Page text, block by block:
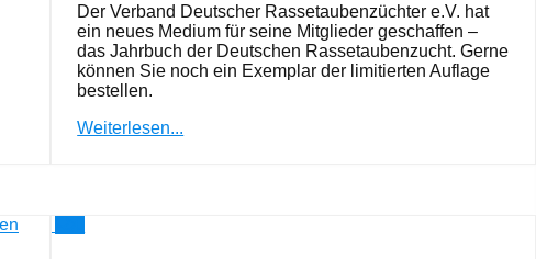
Der Verband Deutscher Rassetaubenzüchter e.V. hat
ein neues Medium für seine Mitglieder geschaffen –
das Jahrbuch der Deutschen Rassetaubenzucht. Gerne
können Sie noch ein Exemplar der limitierten Auflage
bestellen.
Weiterlesen...